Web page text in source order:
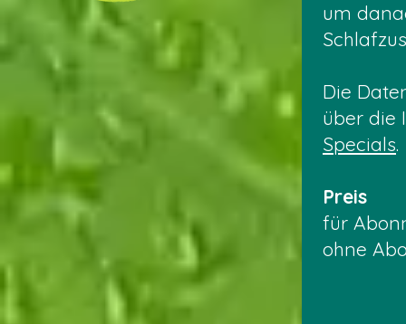
um
Die
über die
Specials.
Preis
für
ohne